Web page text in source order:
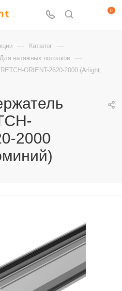
0
— Каталог —
Для натяжных потолков —
ORIENT-2620-2000 (Arlight,
2000